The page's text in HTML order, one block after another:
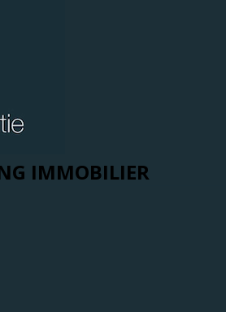
IMMOBILIER